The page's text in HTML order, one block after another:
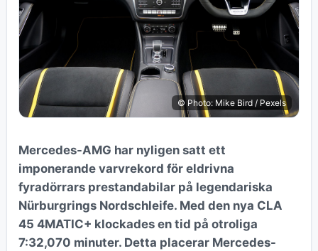
© Photo: Mike Bird / Pexels
Mercedes-AMG har nyligen satt ett
imponerande varvrekord för eldrivna
fyradörrars prestandabilar på legendariska
Nürburgrings Nordschleife. Med den nya CLA
45 4MATIC+ klockades en tid på otroliga
7:32,070 minuter. Detta placerar Mercedes-